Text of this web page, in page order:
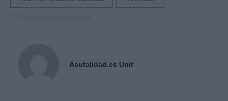
Acutalidad.es Unit